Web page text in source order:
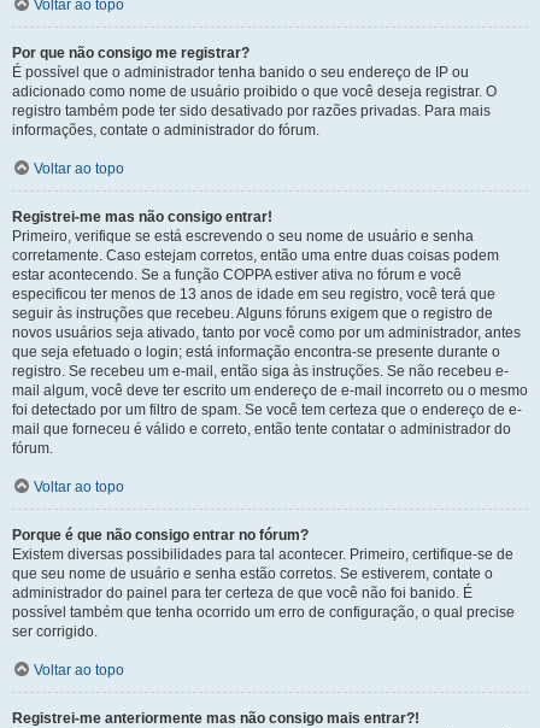
Voltar ao topo
Por que não consigo me registrar?
É possível que o administrador tenha banido o seu endereço de IP ou
adicionado como nome de usuário proibido o que você deseja registrar. O
registro também pode ter sido desativado por razões privadas. Para mais
informações, contate o administrador do fórum.
Voltar ao topo
Registrei-me mas não consigo entrar!
Primeiro, verifique se está escrevendo o seu nome de usuário e senha
corretamente. Caso estejam corretos, então uma entre duas coisas podem
estar acontecendo. Se a função COPPA estiver ativa no fórum e você
especificou ter menos de 13 anos de idade em seu registro, você terá que
seguir às instruções que recebeu. Alguns fóruns exigem que o registro de
novos usuários seja ativado, tanto por você como por um administrador, antes
que seja efetuado o login; está informação encontra-se presente durante o
registro. Se recebeu um e-mail, então siga às instruções. Se não recebeu e-
mail algum, você deve ter escrito um endereço de e-mail incorreto ou o mesmo
foi detectado por um filtro de spam. Se você tem certeza que o endereço de e-
mail que forneceu é válido e correto, então tente contatar o administrador do
fórum.
Voltar ao topo
Porque é que não consigo entrar no fórum?
Existem diversas possibilidades para tal acontecer. Primeiro, certifique-se de
que seu nome de usuário e senha estão corretos. Se estiverem, contate o
administrador do painel para ter certeza de que você não foi banido. É
possível também que tenha ocorrido um erro de configuração, o qual precise
ser corrigido.
Voltar ao topo
Registrei-me anteriormente mas não consigo mais entrar?!